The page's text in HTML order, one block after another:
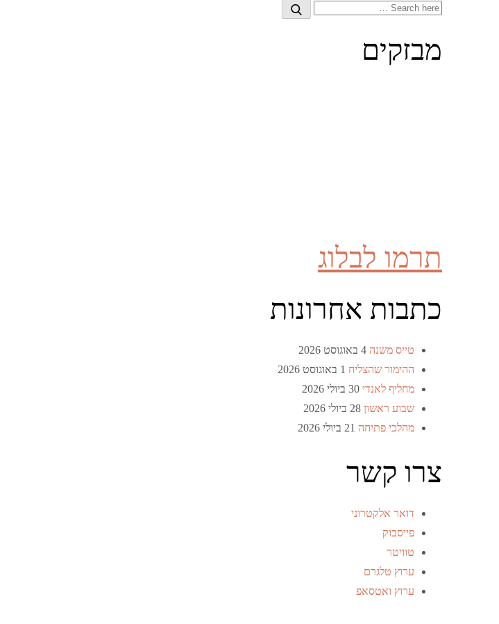
Search
Search
מבזקים
תרמו לבלוג
כתבות אחרונות
טייס משנה 4 באוגוסט 2026
ההימור שהצליח 1 באוגוסט 2026
מחליף לאנדי 30 ביולי 2026
שבוע ראשון 28 ביולי 2026
מהלכי פתיחה 21 ביולי 2026
צרו קשר
דואר אלקטרוני
פייסבוק
טוויטר
ערוץ טלגרם
ערוץ ואטסאפ